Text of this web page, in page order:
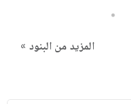
5
المزيد من البنود »